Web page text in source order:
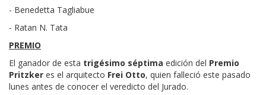
- Benedetta Tagliabue
- Ratan N. Tata
PREMIO
El ganador de esta trigésimo séptima edición del Premio
Pritzker es el arquitecto Frei Otto, quien falleció este pasado
lunes antes de conocer el veredicto del Jurado.